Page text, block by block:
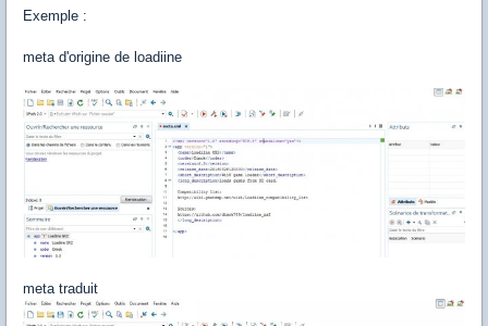
Exemple :
meta d'origine de loadiine
meta traduit